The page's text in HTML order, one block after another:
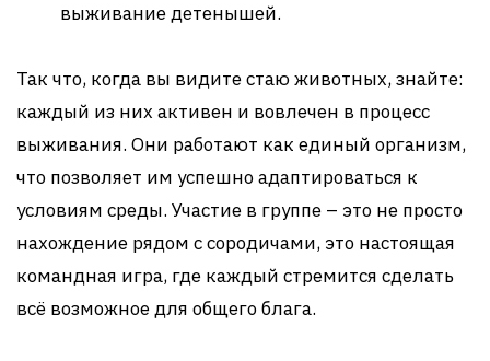
выживание детенышей.
Так что, когда вы видите стаю животных, знайте:
каждый из них активен и вовлечен в процесс
выживания. Они работают как единый организм,
что позволяет им успешно адаптироваться к
условиям среды. Участие в группе – это не просто
нахождение рядом с сородичами, это настоящая
командная игра, где каждый стремится сделать
всё возможное для общего блага.